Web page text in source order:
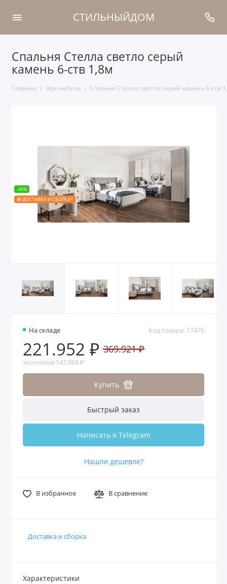
СТИЛЬНЫЙДОМ
Спальня Стелла светло серый
камень 6-ств 1,8м
Главная Эра мебель Спальня Стелла светло серый камень 6-ств
-40%
🎁 ДОСТАВКА И СБОРКА*
На складе Код товара: 17476
221.952 ₽ 369.921 ₽
экономия 147.968 ₽
Купить
Быстрый заказ
Написать в Telegram
Нашли дешевле?
В избранное В сравнение
Доставка и сборка
Характеристики